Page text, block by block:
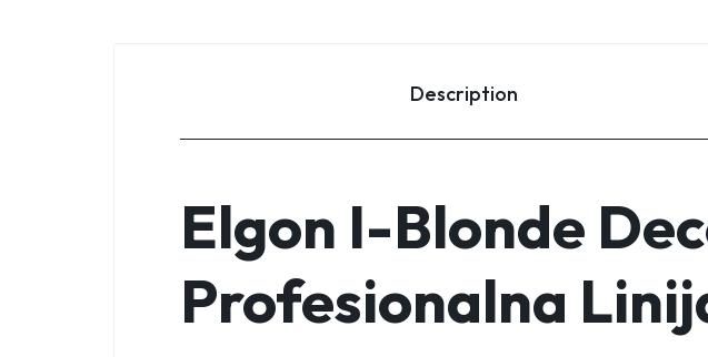
Description
Elgon I-Blonde
Profesionalna